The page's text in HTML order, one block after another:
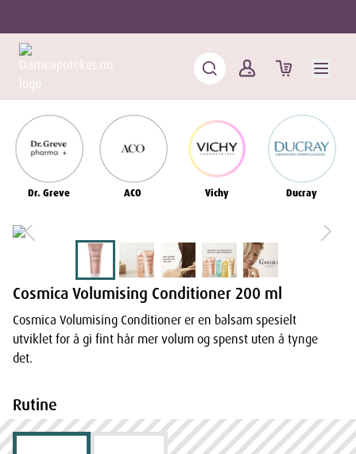
Dr. Greve ACO Vichy Ducray
Cosmica Volumising Conditioner 200 ml
Cosmica Volumising Conditioner er en balsam spesielt
utviklet for å gi fint hår mer volum og spenst uten å tynge
det.
Rutine